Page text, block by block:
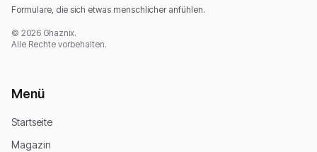
Formulare, die sich etwas menschlicher anfühlen.
© 2026 Ghaznix.
Alle Rechte vorbehalten.
Menü
Startseite
Magazin